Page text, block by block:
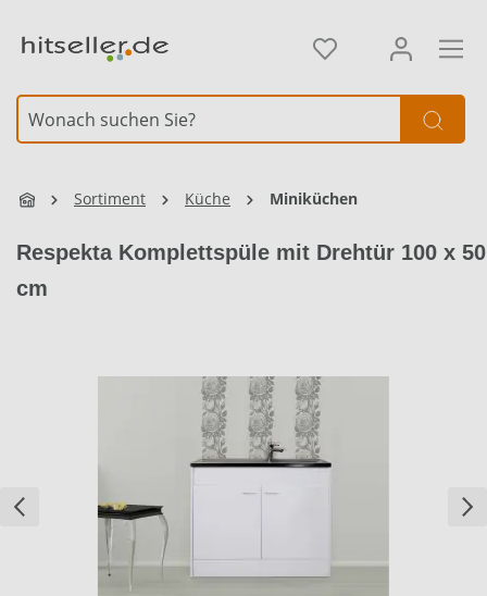
Sortiment Küche Miniküchen
Respekta Komplettspüle mit Drehtür 100 x 50
cm